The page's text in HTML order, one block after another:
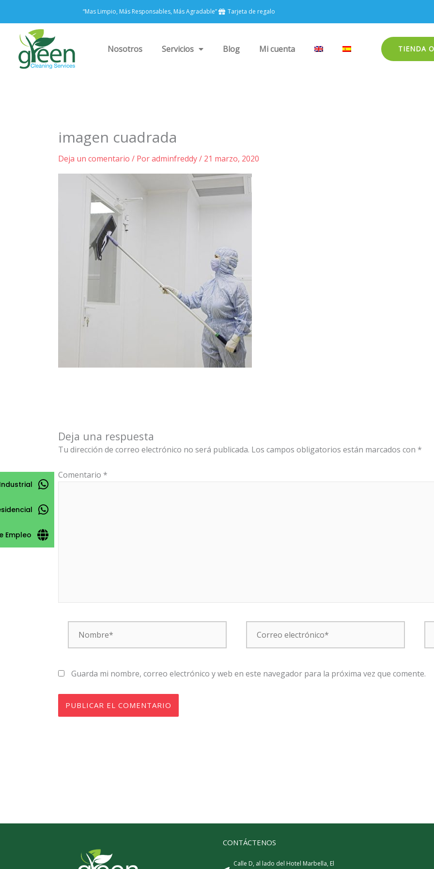
contenido
“Mas Limpio, Más Responsables, Más Agradable” Tarjeta de regalo
Nosotros Servicios Blog Mi cuenta TIENDA
imagen cuadrada
Deja un comentario / Poradminfreddy/ 21 marzo, 2020
Deja una respuesta
Tu dirección de correo electrónico no será publicada. Los campos obligatorios están marcados con *
Comentario *
Nombre*
Correo
electrónico*
Guarda mi nombre, correo electrónico y web en este navegador para la próxima vez que comente.
CONTÁCTENOS
Calle D, al lado del Hotel Marbella, El
Empleo